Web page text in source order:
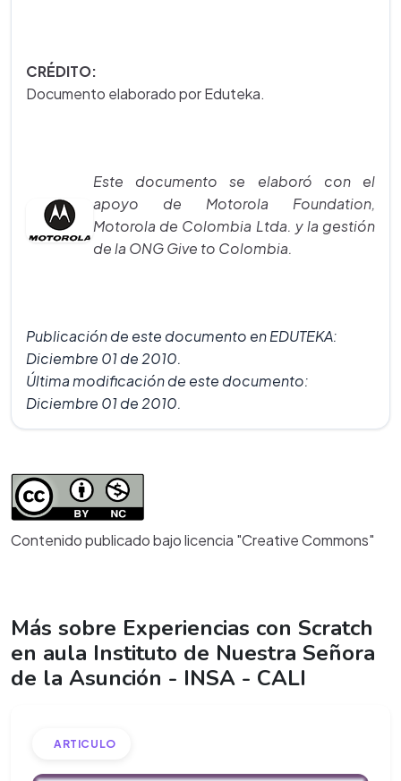
CRÉDITO:
Documento elaborado por Eduteka.
Este documento se elaboró con el
apoyo de Motorola Foundation,
Motorola de Colombia Ltda. y la gestión
de la ONG Give to Colombia.
Publicación de este documento en EDUTEKA:
Diciembre 01 de 2010.
Última modificación de este documento:
Diciembre 01 de 2010.
Contenido publicado bajo licencia "Creative Commons"
Más sobre Experiencias con Scratch
en aula Instituto de Nuestra Señora
de la Asunción - INSA - CALI
ARTICULO